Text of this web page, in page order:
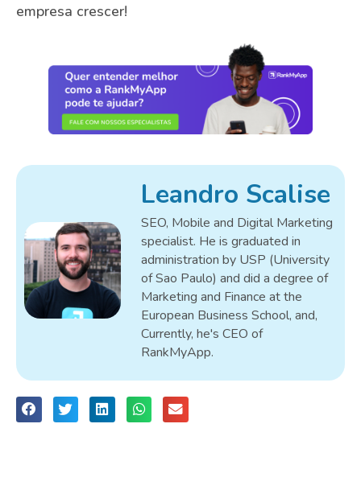
empresa crescer!
Leandro Scalise
SEO, Mobile and Digital Marketing
specialist. He is graduated in
administration by USP (University
of Sao Paulo) and did a degree of
Marketing and Finance at the
European Business School, and,
Currently, he's CEO of
RankMyApp.